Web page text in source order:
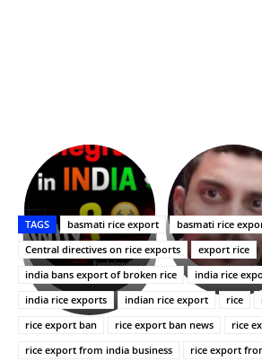
భగవంతుని
ప్రసాదం
తీర్థం..తులసీదళం
లేకుండా
అసంపూర్ణం
కేజీఎఫ్
సినిమాతో
పాన్
ఇండియా
స్టార్
హీరోయిన్‏గా
శెట్టి.
Upasana:
భర్తపై
రివెంజ్
తీర్చుకున్న
ఉపాసన..
పాపం
రామ్
చరణ్
TAGS basmati rice export
basmati rice
Central directives on rice exports
export rice
india bans export of broken rice
india rice
india rice exports
indian rice export rice
rice export ban
rice export ban news
rice
rice export from india business
rice export